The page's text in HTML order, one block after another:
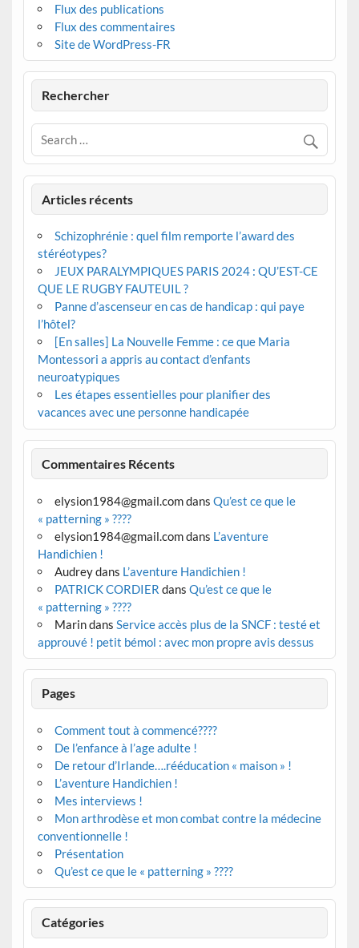
Flux des publications
Flux des commentaires
Site de WordPress-FR
Rechercher
Articles récents
Schizophrénie : quel film remporte l’award des
stéréotypes?
JEUX PARALYMPIQUES PARIS 2024 : QU’EST-CE
QUE LE RUGBY FAUTEUIL ?
Panne d’ascenseur en cas de handicap : qui paye
l’hôtel?
[En salles] La Nouvelle Femme : ce que Maria
Montessori a appris au contact d’enfants
neuroatypiques
Les étapes essentielles pour planifier des
vacances avec une personne handicapée
Commentaires Récents
elysion1984@gmail.comdans Qu’est ce que le
« patterning » ????
elysion1984@gmail.comdans L’aventure
Handichien !
Audreydans L’aventure Handichien !
PATRICK CORDIER dans Qu’est ce que le
« patterning » ????
Marindans Service accès plus de la SNCF : testé et
approuvé ! petit bémol : avec mon propre avis dessus
Pages
Comment tout à commencé????
De l’enfance à l’age adulte !
De retour d’Irlande….rééducation « maison » !
L’aventure Handichien !
Mes interviews !
Mon arthrodèse et mon combat contre la médecine
conventionnelle !
Présentation
Qu’est ce que le « patterning » ????
Catégories